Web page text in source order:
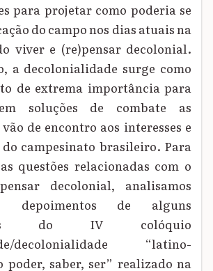
para projetar como poderia se
do campo nos dias atuais na
viver e (re)pensar decolonial.
a decolonialidade surge como
de extrema importância para
soluções de combate as
de encontro aos interesses e
do campesinato brasileiro. Para
questões relacionadas com o
decolonial, analisamos
depoimentos de alguns
do IV colóquio
decolonialidade “latino-
poder, saber, ser” realizado na